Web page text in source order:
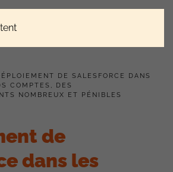
DE SALESFORCE DANS
COMPTES, DES
NOMBREUX ET PÉNIBLES
de
dans les